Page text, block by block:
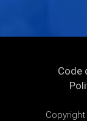
Code